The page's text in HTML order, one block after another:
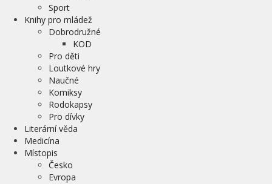
Sport
Knihy pro mládež
Dobrodružné
KOD
Pro děti
Loutkové hry
Naučné
Komiksy
Rodokapsy
Pro dívky
Literární věda
Medicína
Místopis
Česko
Evropa